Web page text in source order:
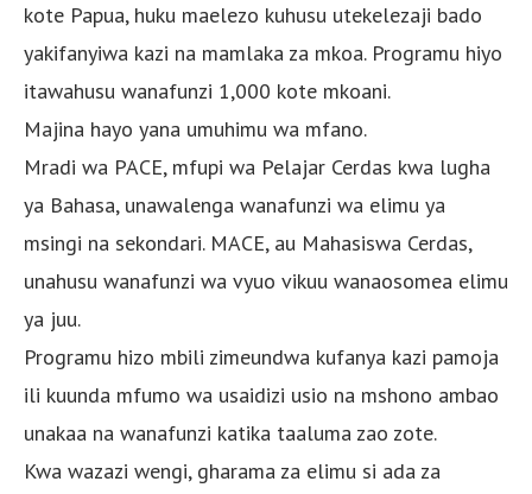
kote Papua, huku maelezo kuhusu utekelezaji bado
yakifanyiwa kazi na mamlaka za mkoa. Programu hiyo
itawahusu wanafunzi 1,000 kote mkoani.
Majina hayo yana umuhimu wa mfano.
Mradi wa PACE, mfupi wa Pelajar Cerdas kwa lugha
ya Bahasa, unawalenga wanafunzi wa elimu ya
msingi na sekondari. MACE, au Mahasiswa Cerdas,
unahusu wanafunzi wa vyuo vikuu wanaosomea elimu
ya juu.
Programu hizo mbili zimeundwa kufanya kazi pamoja
ili kuunda mfumo wa usaidizi usio na mshono ambao
unakaa na wanafunzi katika taaluma zao zote.
Kwa wazazi wengi, gharama za elimu si ada za